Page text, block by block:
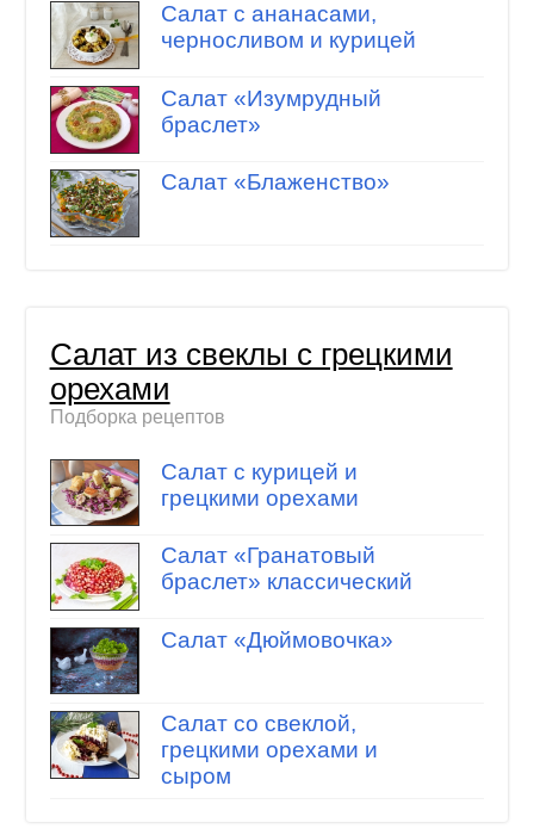
Салат с ананасами,
черносливом и курицей
Салат «Изумрудный
браслет»
Салат «Блаженство»
Салат из свеклы с грецкими
орехами
Подборка рецептов
Салат с курицей и
грецкими орехами
Салат «Гранатовый
браслет» классический
Салат «Дюймовочка»
Салат со свеклой,
грецкими орехами и
сыром